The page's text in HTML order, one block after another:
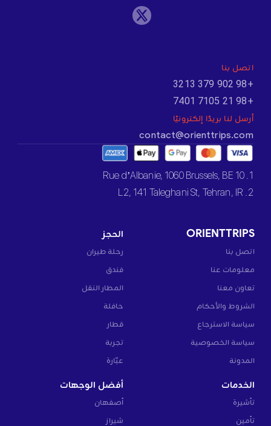
اتصل بنا
+98 902 379 3213
+98 21 7105 7401
أرسل لنا بريدًا إلكترونيًا
contact@orienttrips.com
1. 10 Rue d’Albanie, 1060 Brussels, BE
2. L2, 141 Taleghani St, Tehran, IR
ORIENTTRIPS
اتصل بنا
معلومات عنا
تعاون معنا
الشروط والأحكام
سياسة الاسترجاع
سياسة الخصوصية
المدونة
الحجز
رحلة طيران
فندق
المطار النقل
حافلة
قطار
تجربة
عبّارة
الخدمات
تأشيرة
تأمين
أفضل الوجهات
أصفهان
شيراز